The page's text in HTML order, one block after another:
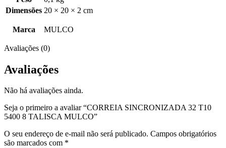
Dimensões 20 × 20 × 2 cm
Marca MULCO
Avaliações (0)
Avaliações
Não há avaliações ainda.
Seja o primeiro a avaliar “CORREIA SINCRONIZADA 32 T10
5400 8 TALISCA MULCO”
O seu endereço de e-mail não será publicado. Campos obrigatórios
são marcados com *